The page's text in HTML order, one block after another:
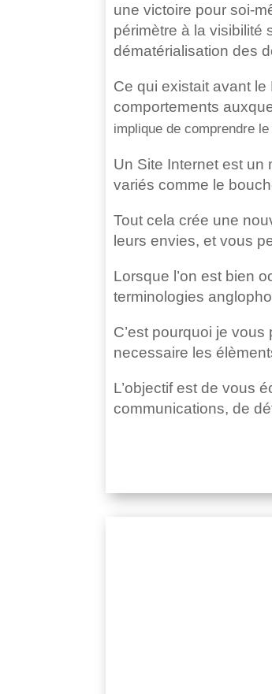
une victoire pour soi-
périmètre à la visibilité
dématérialisation des
Ce qui existait avant
comportements
implique de comprendre
Un Site Internet est
variés comme le
Tout cela crée une
leurs envies, et vous
Lorsque l’on est bien
terminologies
C’est pourquoi je
necessaire les
L’objectif est de vous
communications, de